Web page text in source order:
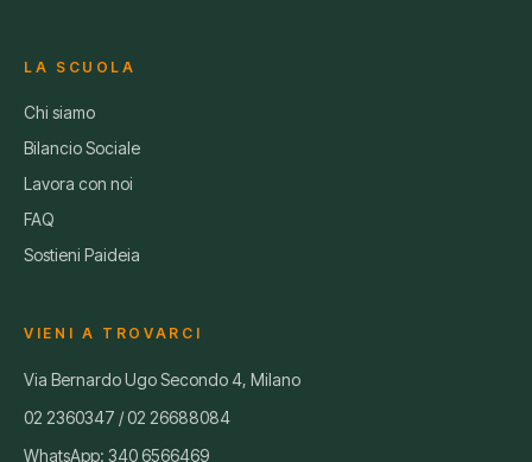
LA SCUOLA
Chi siamo
Bilancio Sociale
Lavora con noi
FAQ
Sostieni Paideia
VIENI A TROVARCI
Via Bernardo Ugo Secondo 4, Milano
02 2360347 /02 26688084
WhatsApp: 340 6566469